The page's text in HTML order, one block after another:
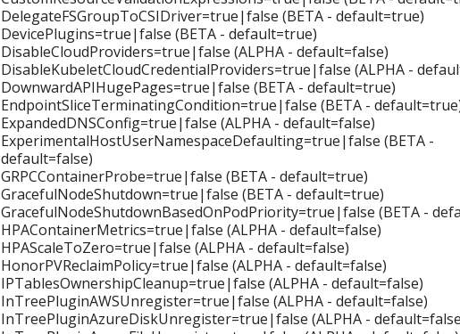
DelegateFSGroupToCSIDriver=true|false (BETA - default=true)
DevicePlugins=true|false (BETA - default=true)
DisableCloudProviders=true|false (ALPHA - default=false)
DisableKubeletCloudCredentialProviders=true|false (ALPHA -
DownwardAPIHugePages=true|false (BETA - default=true)
EndpointSliceTerminatingCondition=true|false (BETA -
ExpandedDNSConfig=true|false (ALPHA - default=false)
ExperimentalHostUserNamespaceDefaulting=true|false (BETA -
default=false)
GRPCContainerProbe=true|false (BETA - default=true)
GracefulNodeShutdown=true|false (BETA - default=true)
GracefulNodeShutdownBasedOnPodPriority=true|false (BETA -
HPAContainerMetrics=true|false (ALPHA - default=false)
HPAScaleToZero=true|false (ALPHA - default=false)
HonorPVReclaimPolicy=true|false (ALPHA - default=false)
IPTablesOwnershipCleanup=true|false (ALPHA - default=false)
InTreePluginAWSUnregister=true|false (ALPHA - default=false)
InTreePluginAzureDiskUnregister=true|false (ALPHA -